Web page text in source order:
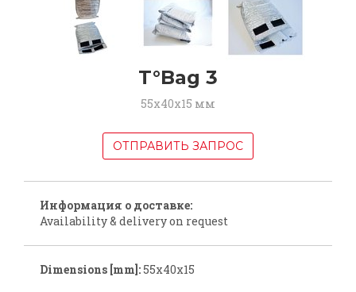
T°Bag 3
55x40x15 мм
ОТПРАВИТЬ ЗАПРОС
Информация о доставке:
Availability & delivery on request
Dimensions [mm]:55x40x15